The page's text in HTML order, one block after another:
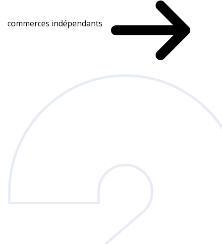
commerces indépendants